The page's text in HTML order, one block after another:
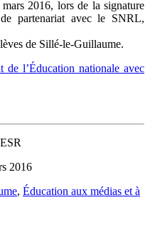
2016, lors de la signature
partenariat avec le SNRL,
de Sillé-le-Guillaume.
de l’Éducation nationale avec
2016
, Éducation aux médias et à